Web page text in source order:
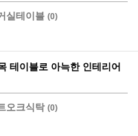
실테이블 (0)
테이블로 아늑한 인테리어
오크식탁 (0)